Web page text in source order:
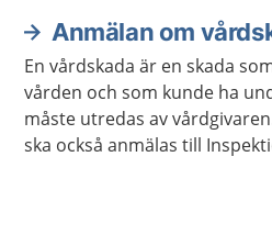
Anmälan om
En vårdskada är en skada
vården och som kunde ha
måste utredas av
ska också anmälas till